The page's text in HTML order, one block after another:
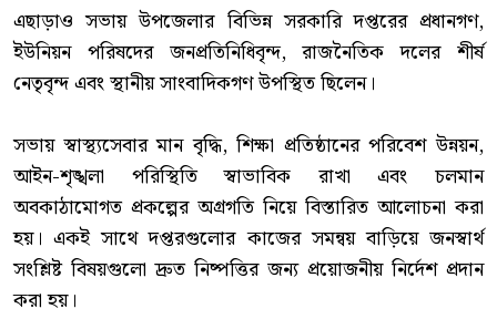
‎এছাড়াও সভায় উপজেলার বিভিন্ন সরকারি দপ্তরের প্রধানগণ,
ইউনিয়ন পরিষদের জনপ্রতিনিধিবৃন্দ, রাজনৈতিক দলের শীর্ষ
নেতৃবৃন্দ এবং স্থানীয় সাংবাদিকগণ উপস্থিত ছিলেন।
‎সভায় স্বাস্থ্যসেবার মান বৃদ্ধি, শিক্ষা প্রতিষ্ঠানের পরিবেশ উন্নয়ন,
আইন-শৃঙ্খলা পরিস্থিতি স্বাভাবিক রাখা এবং চলমান
অবকাঠামোগত প্রকল্পের অগ্রগতি নিয়ে বিস্তারিত আলোচনা করা
হয়। একই সাথে দপ্তরগুলোর কাজের সমন্বয় বাড়িয়ে জনস্বার্থ
সংশ্লিষ্ট বিষয়গুলো দ্রুত নিষ্পত্তির জন্য প্রয়োজনীয় নির্দেশ প্রদান
করা হয়।